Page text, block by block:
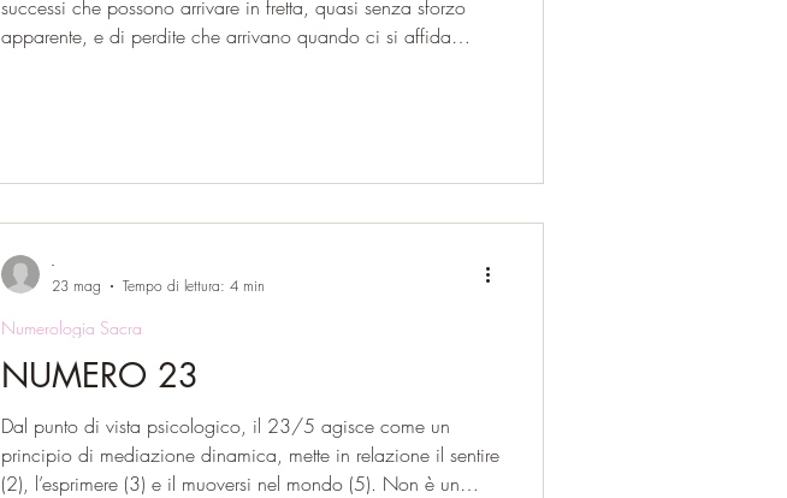
successi che possono arrivare in fretta, quasi senza sforzo
apparente, e di perdite che arrivano quando ci si affida
ha sempre un prezzo. Il 26/8 rappresenta la vibrazione della
NUMERO 23
Dal punto di vista psicologico, il 23/5 agisce come un
principio di mediazione dinamica, mette in relazione il sentire
(2), l’esprimere (3) e il muoversi nel mondo (5). Non è un
Numerologia Sacra
-
23 mag
Tempo di lettura: 4 min